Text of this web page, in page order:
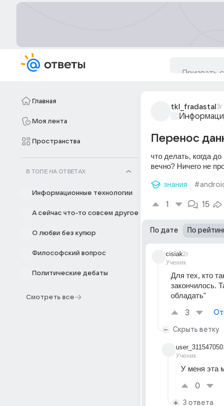
Главная
Моя лента
Пространства
В ТОПЕ НА ОТВЕТАХ
Информационные технологии
А сейчас что-то совсем другое
О любви без купюр
Философский вопрос
Политические дебаты
Смотреть все
tkl_fradastal 3г
Перенос
что делать, когда
вечно? Ничего не
знания
1 15
По дате По
cisiak
Ученик
2г
Для тех, кто
закончилось.
обладать"
3
Скрыть ветку
user_311547050
Ученик
У меня эта
0
3 ответа